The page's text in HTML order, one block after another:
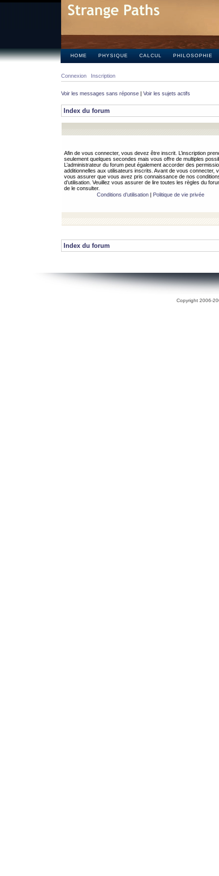
HOME PHYSIQUE CALCUL PHILOSOPHIE
Connexion Inscription
Voir les messages sans réponse | Voir les sujets actifs
Index du forum
Afin de vous connecter, vous devez être inscrit. L’inscription
seulement quelques secondes mais vous offre de multiples
L’administrateur du forum peut également accorder des
additionnelles aux utilisateurs inscrits. Avant de vous connecter,
vous assurer que vous avez pris connaissance de nos
d’utilisation. Veuillez vous assurer de lire toutes les règles du
de le consulter.
Conditions d’utilisation| Politique de vie privée
Index du forum
Copyright 2006-